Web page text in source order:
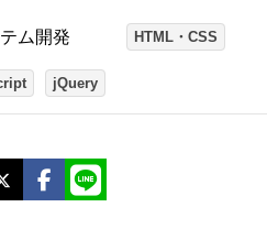
ム開発 HTML・CSS
jQuery
Facebook